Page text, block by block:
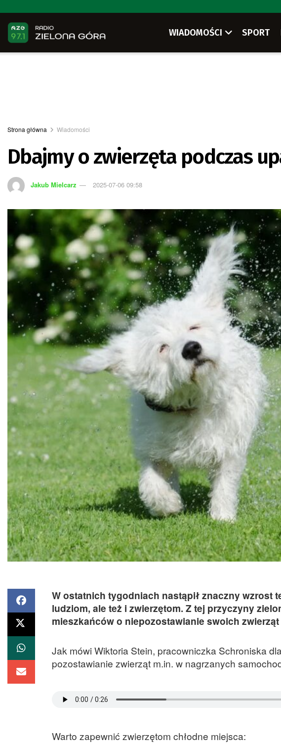
WIADOMOŚCI SPORT
Strona główna Wiadomości
Dbajmy o zwierzęta podczas
Jakub Mielcarz 2025-07-06 09:58
W ostatnich tygodniach nastąpił znaczny wzrost
ludziom, ale też i zwierzętom. Z tej przyczyny
mieszkańców o niepozostawianie swoich
Jak mówi Wiktoria Stein, pracowniczka Schroniska
pozostawianie zwierząt m.in. w nagrzanych
Warto zapewnić zwierzętom chłodne miejsca: